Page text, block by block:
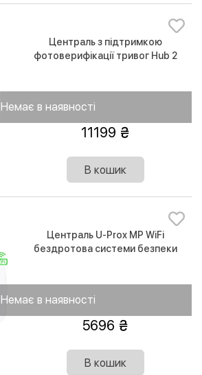
Немає в наявності
Централь з підтримкою
фотоверифікації тривог Hub 2
11199
В кошик
Немає в наявності
Централь U-Prox MP WiFi
бездротова системи безпеки
5696
В кошик